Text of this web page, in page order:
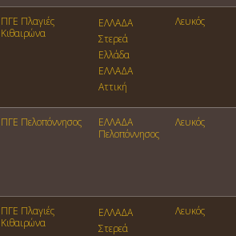
ΠΓΕ Πλαγιές
Κιθαιρώνα
ΕΛΛΑΔΑ
Στερεά
Ελλάδα
ΕΛΛΑΔΑ
Αττική
Λευκός
ΠΓΕ Πελοπόννησος
ΕΛΛΑΔΑ
Πελοπόννησος
Λευκός
ΠΓΕ Πλαγιές
Κιθαιρώνα
ΕΛΛΑΔΑ
Στερεά
Λευκός